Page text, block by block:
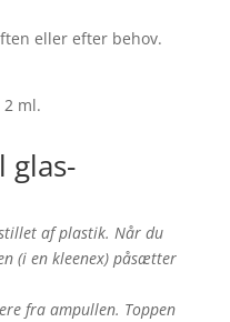
eller efter behov.
ml.
glas-
af plastik. Når du
(i en kleenex) påsætter
fra ampullen. Toppen